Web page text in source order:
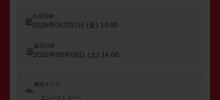
出発日時
2026年08月07日 (金) 14:00
返却日時
2026年08月08日 (土) 14:00
車両タイプ
コンパクトカー